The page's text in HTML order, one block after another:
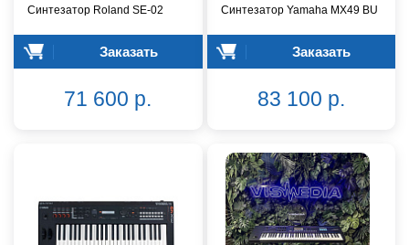
Синтезатор Roland SE-02
Заказать
71 600 р.
Синтезатор Yamaha MX49 BU
Заказать
83 100 р.